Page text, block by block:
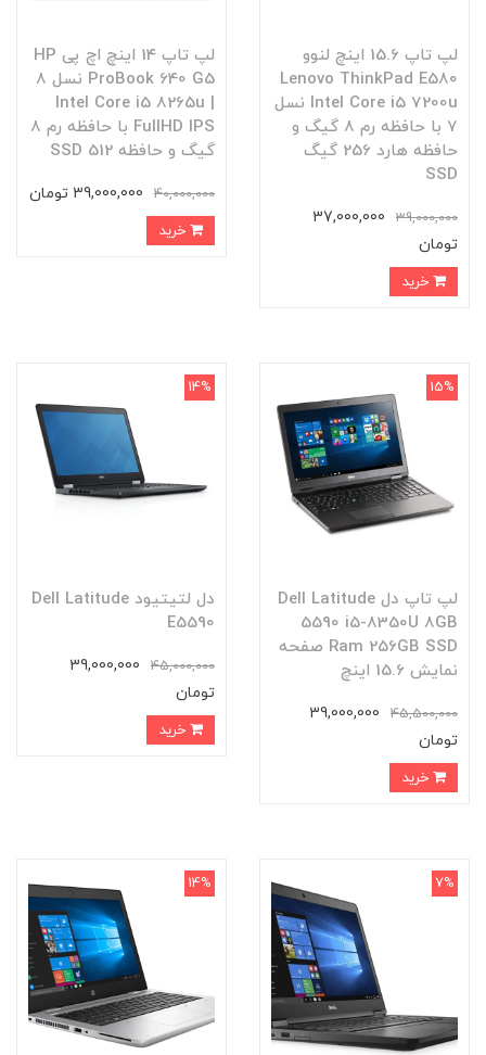
لپ تاپ 15.6 اینچ لنوو
Lenovo ThinkPad E580
Intel Core i5 7200u نسل
7 با حافظه رم 8 گیگ و
حافظه هارد 256 گیگ
SSD
39,000,000
37,000,000
تومان
لپ تاپ 14 اینچ اچ پی HP
ProBook 640 G5 نسل 8
| Intel Core i5 8265u
FullHD IPS با حافظه رم 8
گیگ و حافظه SSD 512
40,000,000 39,000,000 تومان
لپ تاپ دل Dell Latitude
5590 i5-8350U 8GB
Ram 256GB SSD صفحه
نمایش 15.6 اینچ
45,500,000
39,000,000
تومان
15%
دل لتیتیود Dell Latitude
E5590
45,000,000
39,000,000
تومان
14%
7%
14%